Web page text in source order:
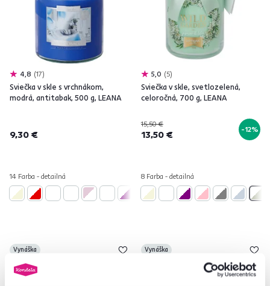
4,8 17
Sviečka v skle s vrchnákom,
modrá, antitabak, 500 g, LEANA
9,30 €
14 Farba - detailná
5,0 5
Sviečka v skle, svetlozelená,
celoročná, 700 g, LEANA
15,50 €
13,50 € -12%
8 Farba - detailná
Vynáška Vynáška